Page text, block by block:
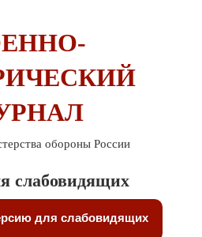
обороны России
слабовидящих
для слабовидящих